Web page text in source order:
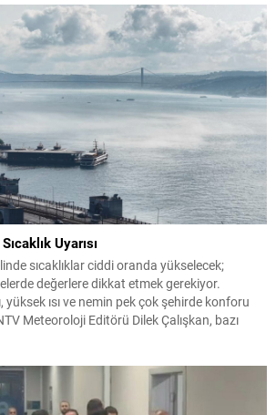
Uyarısı
sıcaklıklar ciddi oranda yükselecek;
değerlere dikkat etmek gerekiyor.
ısı ve nemin pek çok şehirde konforu
Meteoroloji Editörü Dilek Çalışkan, bazı
Hava ve Yangın Riski...